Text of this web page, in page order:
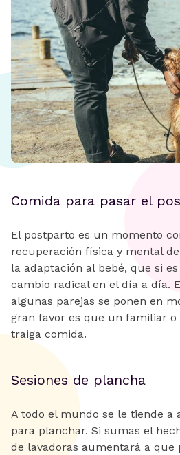
Comida para pasar el
El postparto es un momento
recuperación física y mental
la adaptación al bebé, que si
cambio radical en el día a día.
algunas parejas se ponen en
gran favor es que un familiar o
traiga comida.
Sesiones de plancha
A todo el mundo se le tiende
para planchar. Si sumas el
de lavadoras aumentará a